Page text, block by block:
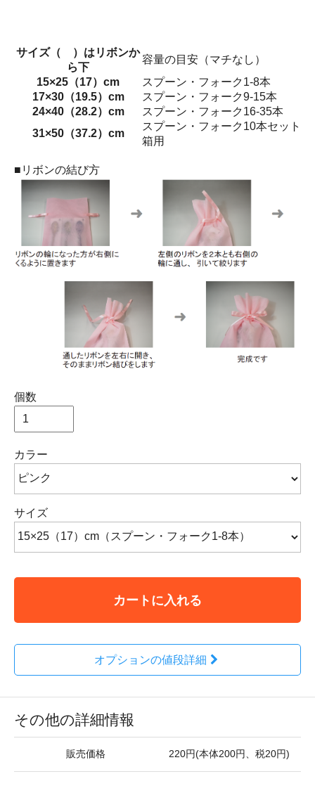
サイズ（ ）はリボンか
ら下
容量の目安（マチなし）
15×25（17）cm
スプーン・フォーク1-8本
17×30（19.5）cm
スプーン・フォーク9-15本
24×40（28.2）cm
スプーン・フォーク16-35本
31×50（37.2）cm
スプーン・フォーク10本セット
箱用
■リボンの結び方
個数
カラー
サイズ
カートに入れる
オプションの値段詳細
その他の詳細情報
販売価格 220円(本体200円、税20円)